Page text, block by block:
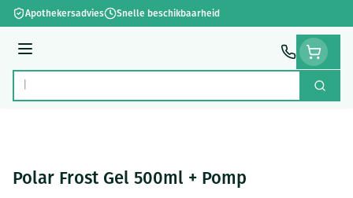
Ga naar de inhoud
Apothekersadvies Snelle beschikbaarheid
Menu
Product, merk, categorie... Zoek
Polar Frost Gel 500ml + Pomp